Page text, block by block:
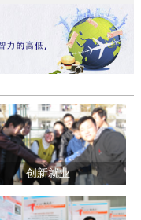
康体魄、锤炼坚韧意
精神、协作意识转化
力，凝心聚力、笃行
学院高质量发展的崭
场精彩展演。 健康
雅交谊舞翩跹起舞，
契，在旋转与迈步间绽
于心，团
暖有力，音符与舞步
，凝聚团结力量，共
业学院2026年春季田
要强化队伍建设。通
训、观摩交流等形
务精、作风正的党务
要推动深度融合。把
设、科研创新、人才
程，让党建引领下的
办高校规范发展，也
度。 在共同见
署了《党建和思想政
此次签约不
工作搭建起常态化、
更为三方在更广领
作奠定了坚实基础。相
创新就业